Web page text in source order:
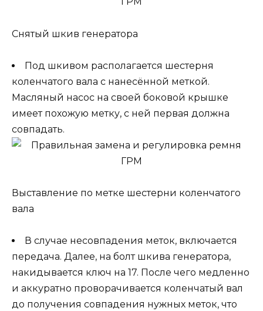
Снятый шкив генератора
Под шкивом располагается шестерня
коленчатого вала с нанесённой меткой.
Масляный насос на своей боковой крышке
имеет похожую метку, с ней первая должна
совпадать.
Выставление по метке шестерни коленчатого
вала
В случае несовпадения меток, включается
передача. Далее, на болт шкива генератора,
накидывается ключ на 17. После чего медленно
и аккуратно проворачивается коленчатый вал
до получения совпадения нужных меток, что